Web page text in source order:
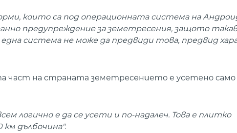
които са под операционната система на
ранно предупреждение за земетресения, защото
система не може да предвиди това, предвид
част на страната земетресението е усетено
логично е да се усети и по-надалеч. Това е плитко
дълбочина".